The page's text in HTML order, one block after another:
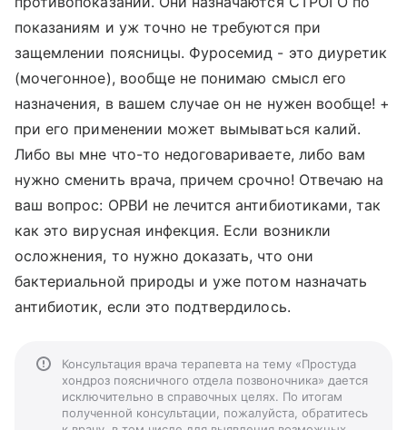
показаниям и уж точно не требуются при
защемлении поясницы. Фуросемид - это диуретик
(мочегонное), вообще не понимаю смысл его
назначения, в вашем случае он не нужен вообще! +
при его применении может вымываться калий.
Либо вы мне что-то недоговариваете, либо вам
нужно сменить врача, причем срочно! Отвечаю на
ваш вопрос: ОРВИ не лечится антибиотиками, так
как это вирусная инфекция. Если возникли
осложнения, то нужно доказать, что они
бактериальной природы и уже потом назначать
антибиотик, если это подтвердилось.
Консультация врача терапевта на тему «Простуда
хондроз поясничного отдела позвоночника» дается
исключительно в справочных целях. По итогам
полученной консультации, пожалуйста, обратитесь